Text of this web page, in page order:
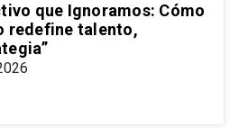
que Ignoramos: Cómo
redefine talento,